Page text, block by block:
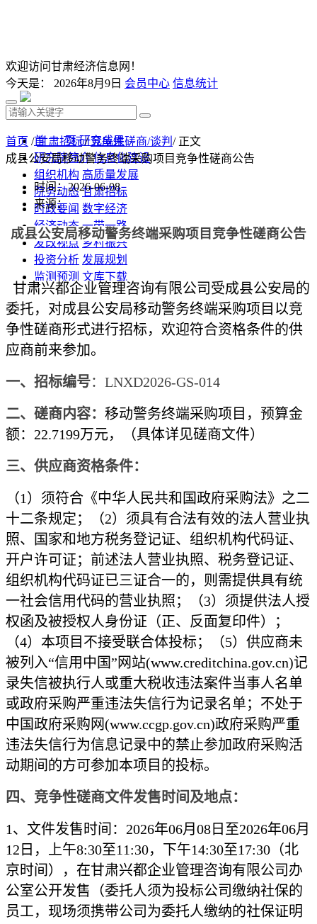
欢迎访问甘肃经济信息网！
今天是： 2026年8月9日 会员中心 信息统计
首 页 研究成果
研究院简介 信息化建设
组织机构 高质量发展
院务动态 甘肃招标
时政要闻 数字经济
经济动态 一带一路
发改视点 乡村振兴
投资分析 发展规划
监测预测 文库下载
首页 /甘肃招标/竞争性磋商/谈判 / 正文
成县公安局移动警务终端采购项目竞争性磋商公告
时间：2026-06-08
来源：
成县公安局移动警务终端采购项目 竞争性磋商公告
甘肃兴都企业管理咨询有限公司 受成县公安局的
委托，对成县公安局移动警务终端采购项目 以竞
争性磋商形式进行招标，欢迎符合资格条件的供
应商前来参加。
一、 招标编号： LNXD2026-GS-014
二、磋商内容： 移动警务终端采购项目 ，预算金
额： 22.7199万元，（具体详见磋商文件）
三、供应商资格条件：
（1）须符合《中华人民共和国政府采购法》之二
十二条规定；（2）须具有合法有效的法人营业执
照、国家和地方税务登记证、组织机构代码证、
开户许可证；前述法人营业执照、税务登记证、
组织机构代码证已三证合一的，则需提供具有统
一社会信用代码的营业执照；（3）须提供法人授
权函及被授权人身份证（正、反面复印件）；
（4）本项目不接受联合体投标；（5）供应商未
被列入“信用中国”网站(www.creditchina.gov.cn)记
录失信被执行人或重大税收违法案件当事人名单
或政府采购严重违法失信行为记录名单；不处于
中国政府采购网(www.ccgp.gov.cn)政府采购严重
违法失信行为信息记录中的禁止参加政府采购活
动期间的方可参加本项目的投标。
四、竞争性磋商文件发售时间及地点：
1、文件发售时间：2026年06月08 日至2026年06月
12 日，上午8:30至11:30，下午14:30至17:30（北
京时间），在甘肃兴都企业管理咨询有限公司 办
公室公开发售（委托人须为投标公司缴纳社保的
员工，现场须携带公司为委托人缴纳的社保证明